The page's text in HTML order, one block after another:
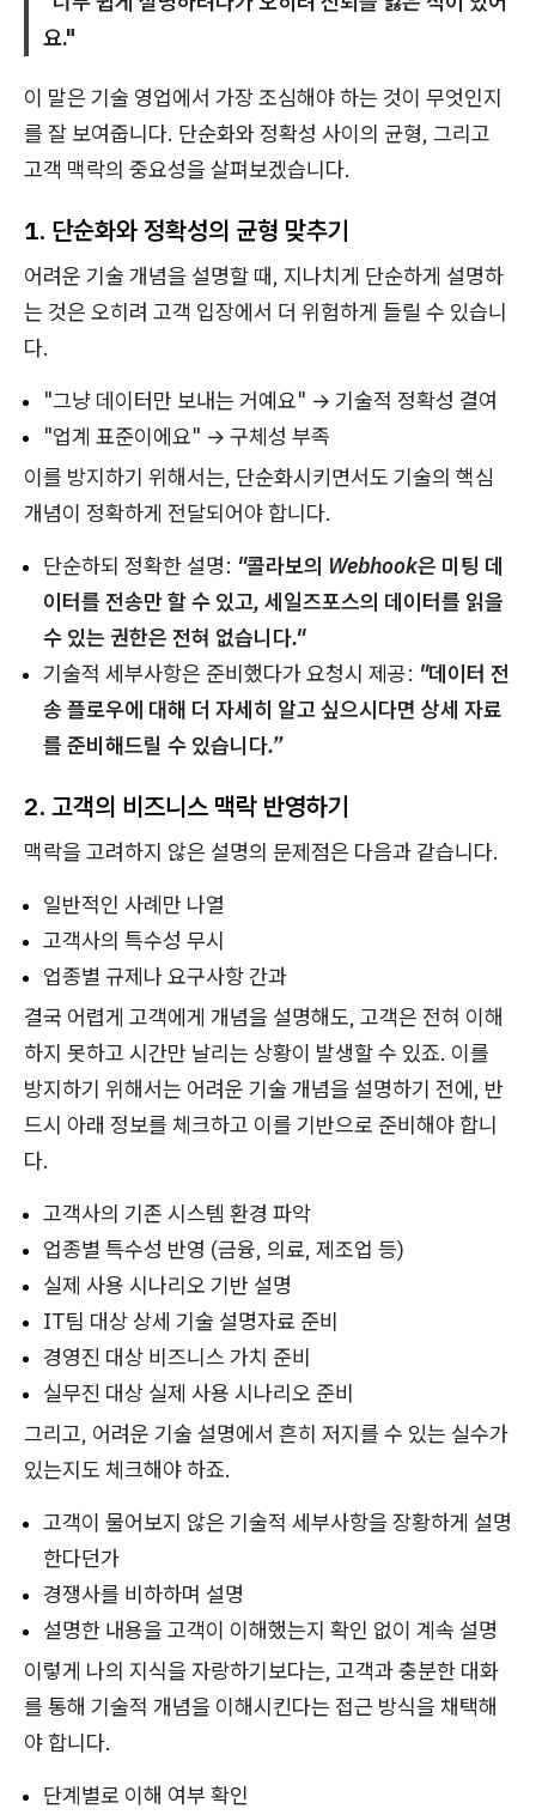
요."
이 말은 기술 영업에서 가장 조심해야 하는 것이 무엇인지
를 잘 보여줍니다. 단순화와 정확성 사이의 균형, 그리고
고객 맥락의 중요성을 살펴보겠습니다.
1. 단순화와 정확성의 균형 맞추기
어려운 기술 개념을 설명할 때, 지나치게 단순하게 설명하
는 것은 오히려 고객 입장에서 더 위험하게 들릴 수 있습니
다.
"그냥 데이터만 보내는 거예요" → 기술적 정확성 결여
"업계 표준이에요" → 구체성 부족
이를 방지하기 위해서는, 단순화시키면서도 기술의 핵심
개념이 정확하게 전달되어야 합니다.
단순하되 정확한 설명: "콜라보의 Webhook은 미팅 데
이터를 전송만 할 수 있고, 세일즈포스의 데이터를 읽을
수 있는 권한은 전혀 없습니다."
기술적 세부사항은 준비했다가 요청시 제공: "데이터 전
송 플로우에 대해 더 자세히 알고 싶으시다면 상세 자료
를 준비해드릴 수 있습니다.”
2. 고객의 비즈니스 맥락 반영하기
맥락을 고려하지 않은 설명의 문제점은 다음과 같습니다.
일반적인 사례만 나열
고객사의 특수성 무시
업종별 규제나 요구사항 간과
결국 어렵게 고객에게 개념을 설명해도, 고객은 전혀 이해
하지 못하고 시간만 날리는 상황이 발생할 수 있죠. 이를
방지하기 위해서는 어려운 기술 개념을 설명하기 전에, 반
드시 아래 정보를 체크하고 이를 기반으로 준비해야 합니
다.
고객사의 기존 시스템 환경 파악
업종별 특수성 반영 (금융, 의료, 제조업 등)
실제 사용 시나리오 기반 설명
IT팀 대상 상세 기술 설명자료 준비
경영진 대상 비즈니스 가치 준비
실무진 대상 실제 사용 시나리오 준비
그리고, 어려운 기술 설명에서 흔히 저지를 수 있는 실수가
있는지도 체크해야 하죠.
고객이 물어보지 않은 기술적 세부사항을 장황하게 설명
한다던가
경쟁사를 비하하며 설명
설명한 내용을 고객이 이해했는지 확인 없이 계속 설명
이렇게 나의 지식을 자랑하기보다는, 고객과 충분한 대화
를 통해 기술적 개념을 이해시킨다는 접근 방식을 채택해
야 합니다.
단계별로 이해 여부 확인